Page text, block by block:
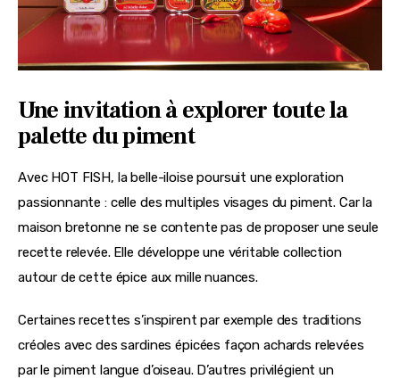
Une invitation à explorer toute la
palette du piment
Avec HOT FISH, la belle-iloise poursuit une exploration
passionnante : celle des multiples visages du piment. Car la
maison bretonne ne se contente pas de proposer une seule
recette relevée. Elle développe une véritable collection
autour de cette épice aux mille nuances.
Certaines recettes s’inspirent par exemple des traditions
créoles avec des sardines épicées façon achards relevées
par le piment langue d’oiseau. D’autres privilégient un